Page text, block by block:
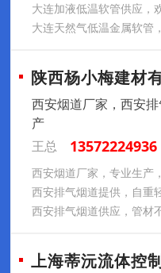
大连加液低温软管供应，
大连天然气低温金属软管
陕西杨小梅建材
西安烟道厂家，西安
产
王总
13572224936
西安烟道厂家，专业生产
西安排气烟道提供，自重
西安排气烟道供应，管材
上海蒂沅流体控